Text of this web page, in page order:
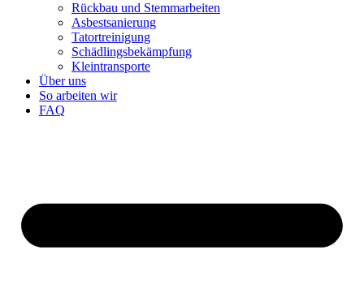
Rückbau und Stemmarbeiten
Asbestsanierung
Tatortreinigung
Schädlingsbekämpfung
Kleintransporte
Über uns
So arbeiten wir
FAQ